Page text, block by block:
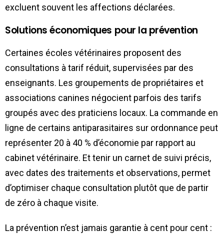
excluent souvent les affections déclarées.
Solutions économiques pour la prévention
Certaines écoles vétérinaires proposent des
consultations à tarif réduit, supervisées par des
enseignants. Les groupements de propriétaires et
associations canines négocient parfois des tarifs
groupés avec des praticiens locaux. La commande en
ligne de certains antiparasitaires sur ordonnance peut
représenter 20 à 40 % d’économie par rapport au
cabinet vétérinaire. Et tenir un carnet de suivi précis,
avec dates des traitements et observations, permet
d’optimiser chaque consultation plutôt que de partir
de zéro à chaque visite.
La prévention n’est jamais garantie à cent pour cent :